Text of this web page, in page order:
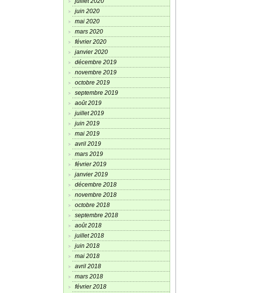
juin 2020
mai 2020
mars 2020
février 2020
janvier 2020
décembre 2019
novembre 2019
octobre 2019
septembre 2019
août 2019
juillet 2019
juin 2019
mai 2019
avril 2019
mars 2019
février 2019
janvier 2019
décembre 2018
novembre 2018
octobre 2018
septembre 2018
août 2018
juillet 2018
juin 2018
mai 2018
avril 2018
mars 2018
février 2018